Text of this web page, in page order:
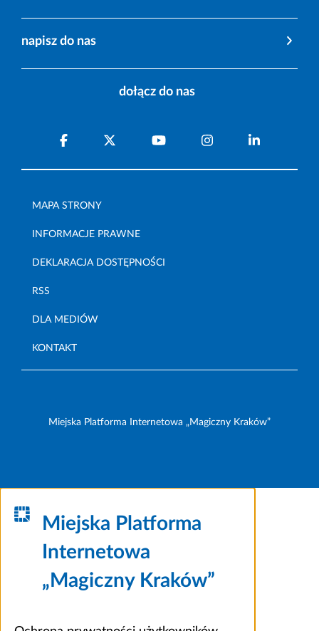
napisz do nas
dołącz do nas
MAPA STRONY
INFORMACJE PRAWNE
DEKLARACJA DOSTĘPNOŚCI
RSS
DLA MEDIÓW
KONTAKT
Miejska Platforma Internetowa „Magiczny Kraków”
Miejska Platforma
Internetowa
„Magiczny Kraków”